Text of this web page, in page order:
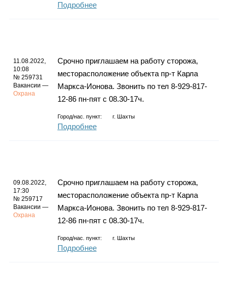
Подробнее
11.08.2022,
10:08
№ 259731
Вакансии —
Охрана
Срочно приглашаем на работу сторожа,
месторасположение объекта пр-т Карла
Маркса-Ионова. Звонить по тел 8-929-817-
12-86 пн-пят с 08.30-17ч.
Город/нас. пункт: г. Шахты
Подробнее
09.08.2022,
17:30
№ 259717
Вакансии —
Охрана
Срочно приглашаем на работу сторожа,
месторасположение объекта пр-т Карла
Маркса-Ионова. Звонить по тел 8-929-817-
12-86 пн-пят с 08.30-17ч.
Город/нас. пункт: г. Шахты
Подробнее